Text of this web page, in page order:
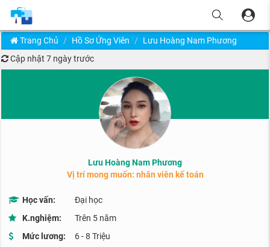
Trang Chủ Hồ Sơ Ứng Viên
Lưu Hoàng Nam Phương
Cập nhật 7 ngày trước
Lưu Hoàng Nam Phương
Vị trí mong muốn: nhân viên kế toán
Học vấn:
Đại học
K.nghiệm:
Trên 5 năm
Mức lương:
6 - 8 Triệu